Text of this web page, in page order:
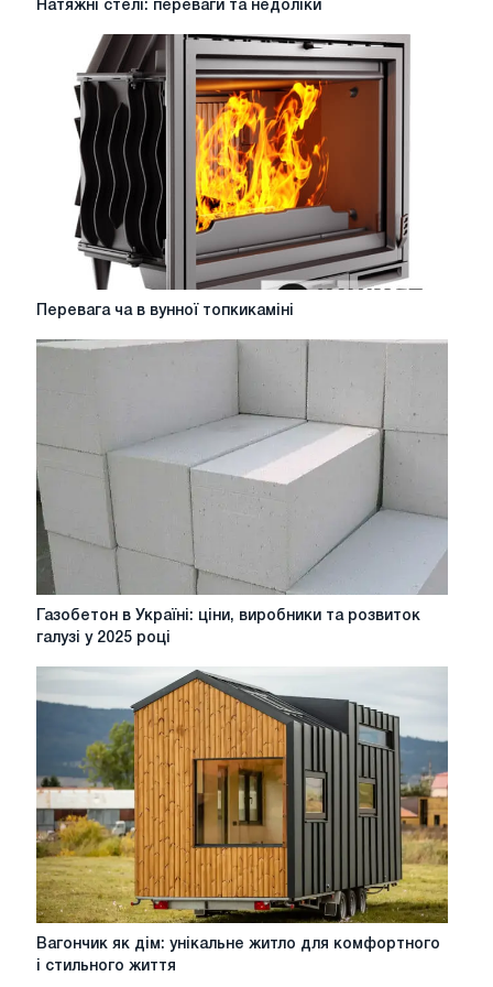
переваги
недоліки
Натяжні стелі: переваги та недоліки
Перевага
в
Перевага ча в вунної топкикаміні
Газобетон
виробники
розвиток
галузі
у
2025
році
Газобетон в Україні: ціни, виробники та розвиток
галузі у 2025 році
Вагончик
як
Вагончик як дім: унікальне житло для комфортного
і стильного життя